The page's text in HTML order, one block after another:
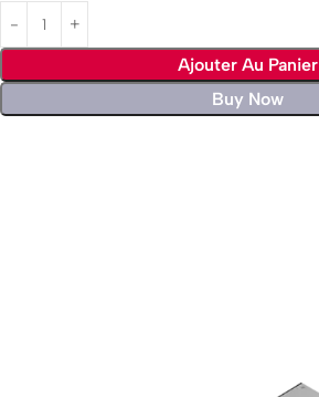
Ajouter Au Panier
Buy Now